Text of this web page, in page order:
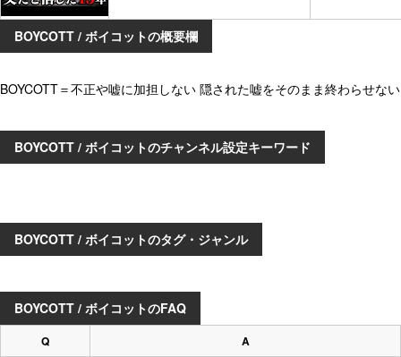
BOYCOTT / ボイコットの概要欄
BOYCOTT＝不正や嘘に加担しない 隠された嘘をそのまま終わらせない
BOYCOTT / ボイコットのチャンネル設定キーワード
BOYCOTT / ボイコットのタグ・ジャンル
BOYCOTT / ボイコットのFAQ
Q A